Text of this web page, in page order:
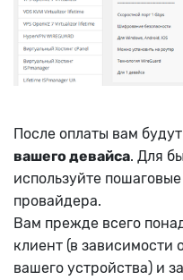
После оплаты вам будут
вашего девайса. Для
используйте
провайдера.
Вам прежде всего
клиент (в зависимости
вашего устройства) и